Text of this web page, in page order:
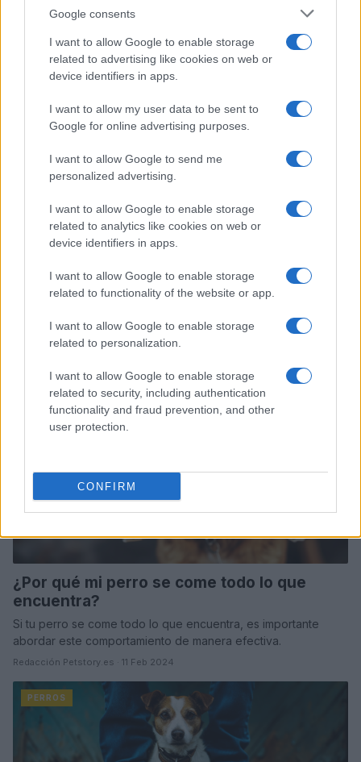
Google consents
I want to allow Google to enable storage
related to advertising like cookies on web or
device identifiers in apps.
I want to allow my user data to be sent to
Google for online advertising purposes.
I want to allow Google to send me
personalized advertising.
I want to allow Google to enable storage
related to analytics like cookies on web or
device identifiers in apps.
I want to allow Google to enable storage
related to functionality of the website or app.
I want to allow Google to enable storage
related to personalization.
I want to allow Google to enable storage
related to security, including authentication
functionality and fraud prevention, and other
user protection.
CONFIRM
La monta en los perros puede ser un gesto natural, pero hay
Redacción Petstory.es · 13 Mar 2024
¿Por qué los perros quieren siempre jugar?
El incesante deseo de jugar de los perros está motivado por
una combinación de distintos factores, como necesidades
físicas, sociales y mentales.
PERROS
¿Por qué mi perro se come todo lo que
encuentra?
Si tu perro se come todo lo que encuentra, es importante
abordar este comportamiento de manera efectiva.
Redacción Petstory.es · 11 Feb 2024
PERROS